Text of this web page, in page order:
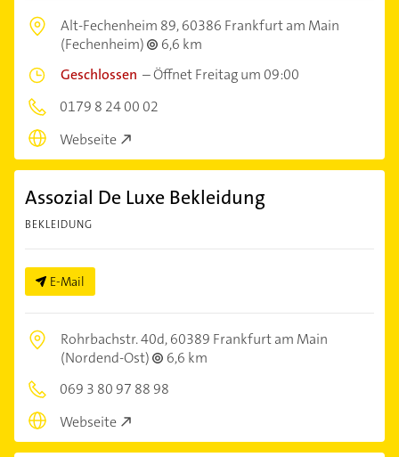
Alt-Fechenheim 89,60386 Frankfurt am Main
(Fechenheim)
6,6 km
Geschlossen –Öffnet Freitag um 09:00
0179 8 24 00 02
Webseite
Assozial De Luxe Bekleidung
BEKLEIDUNG
E-Mail
Rohrbachstr. 40d,60389 Frankfurt am Main
(Nordend-Ost)
6,6 km
069 3 80 97 88 98
Webseite